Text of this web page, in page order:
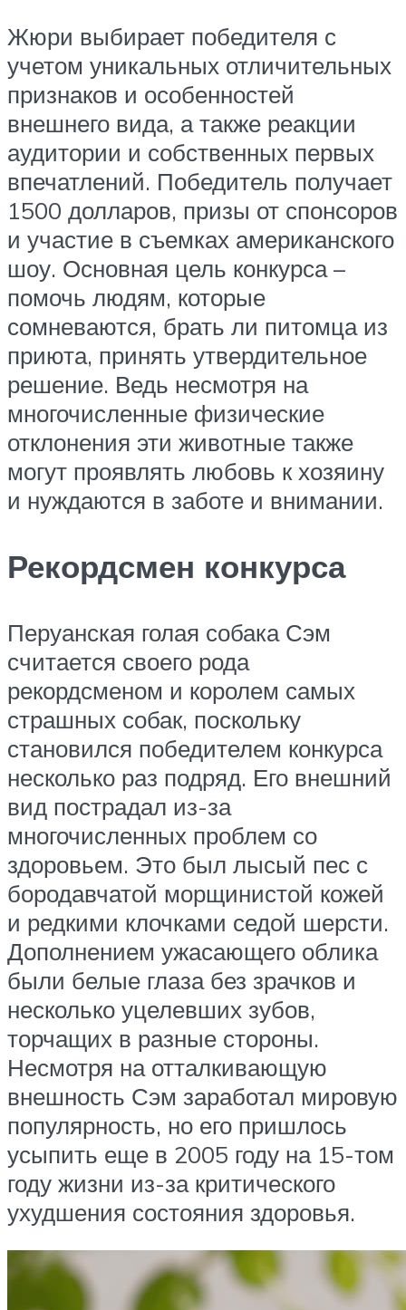
Жюри выбирает победителя с
учетом уникальных отличительных
признаков и особенностей
внешнего вида, а также реакции
аудитории и собственных первых
впечатлений. Победитель получает
1500 долларов, призы от спонсоров
и участие в съемках американского
шоу. Основная цель конкурса –
помочь людям, которые
сомневаются, брать ли питомца из
приюта, принять утвердительное
решение. Ведь несмотря на
многочисленные физические
отклонения эти животные также
могут проявлять любовь к хозяину
и нуждаются в заботе и внимании.
Рекордсмен конкурса
Перуанская голая собака Сэм
считается своего рода
рекордсменом и королем самых
страшных собак, поскольку
становился победителем конкурса
несколько раз подряд. Его внешний
вид пострадал из-за
многочисленных проблем со
здоровьем. Это был лысый пес с
бородавчатой морщинистой кожей
и редкими клочками седой шерсти.
Дополнением ужасающего облика
были белые глаза без зрачков и
несколько уцелевших зубов,
торчащих в разные стороны.
Несмотря на отталкивающую
внешность Сэм заработал мировую
популярность, но его пришлось
усыпить еще в 2005 году на 15-том
году жизни из-за критического
ухудшения состояния здоровья.